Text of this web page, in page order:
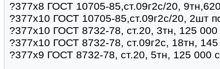
?377х8 ГОСТ 10705-85,ст.09г2с/20,
?377х10 ГОСТ 10705-85,ст.09г2с/20, 2шт
?377х10 ГОСТ 8732-78, ст.20, 3тн, 125
?377х10 ГОСТ 8732-78, ст.09г2с, 18тн,
?377х9 ГОСТ 8732-78, ст.20, 5тн, 125 000